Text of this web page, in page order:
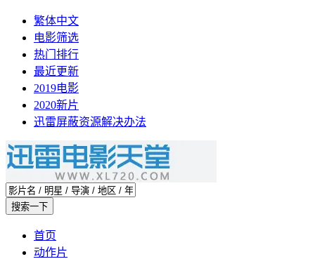
繁体中文
电影筛选
热门排行
最近更新
2019电影
2020新片
迅雷屏蔽资源解决办法
首页
动作片